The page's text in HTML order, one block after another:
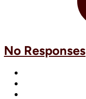
No Responses